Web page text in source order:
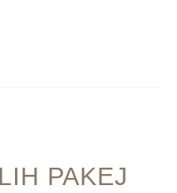
PAKEJ